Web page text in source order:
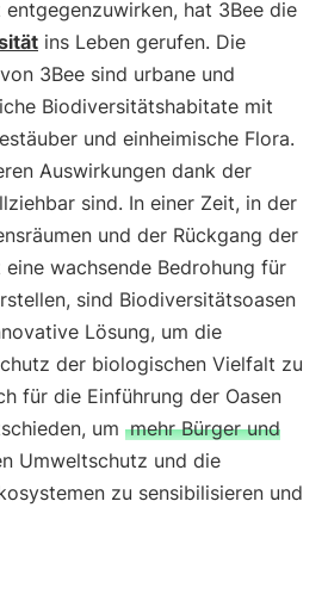
hat 3Bee die
ins Leben gerufen. Die
3Bee sind urbane und
Biodiversitätshabitate mit
und einheimische Flora.
Auswirkungen dank der
sind. In einer Zeit, in der
und der Rückgang der
wachsende Bedrohung für
sind Biodiversitätsoasen
Lösung, um die
der biologischen Vielfalt zu
für die Einführung der Oasen
um mehr Bürger und
Umweltschutz und die
zu sensibilisieren und